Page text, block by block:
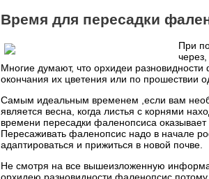
Время для пересадки
При
Многие думают, что орхидеи
окончания их цветения или по прошествии
Самым идеальным временем ,если вам
является весна, когда листья с корнями
времени пересадки фаленопсиса
Пересаживать фаленопсис надо в начале
адаптироваться и прижиться в новой почве.
Не смотря на все вышеизложенную